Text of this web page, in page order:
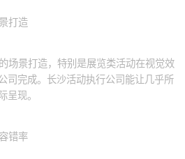
打造
场景打造，特别是展览类活动在视觉效
司完成。长沙活动执行公司能让几乎所
现。
错率